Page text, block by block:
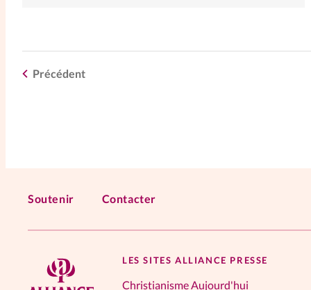
Précédent
Soutenir Contacter
LES SITES ALLIANCE PRESSE
Christianisme Aujourd'hui